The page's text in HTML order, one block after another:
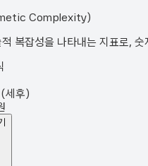
Complexity)
복잡성을 나타내는 지표로,
세후)